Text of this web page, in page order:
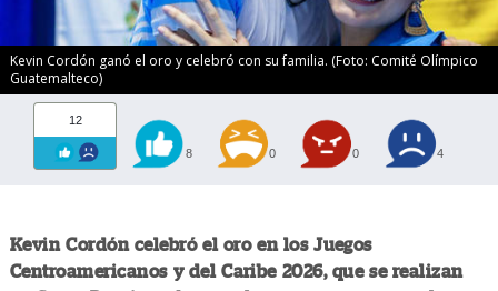
Kevin Cordón ganó el oro y celebró con su familia. (Foto: Comité Olímpico
Guatemalteco)
12
8 0 0 4
Kevin Cordón celebró el oro en los Juegos
Centroamericanos y del Caribe 2026, que se realizan